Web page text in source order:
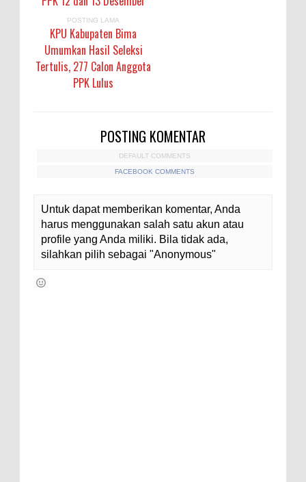
POSTING LAMA
KPU Kabupaten Bima
Umumkan Hasil Seleksi
Tertulis, 277 Calon Anggota
PPK Lulus
POSTING KOMENTAR
DEFAULT COMMENTS
FACEBOOK COMMENTS
Untuk dapat memberikan komentar, Anda
harus menggunakan salah satu akun atau
profile yang Anda miliki. Bila tidak ada,
silahkan pilih sebagai "Anonymous"